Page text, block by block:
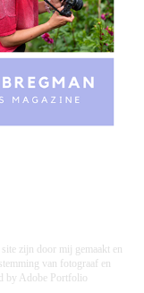
zijn door mij gemaakt en
van fotograaf en
by Adobe Portfolio